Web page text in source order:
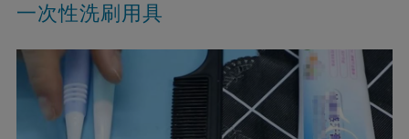
一次性洗刷用具